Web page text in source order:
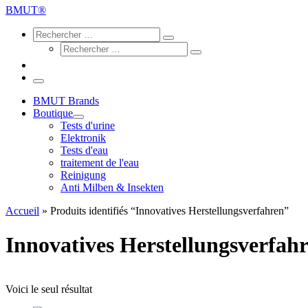
BMUT®
Search
Rechercher
Rechercher
Rechercher
Rechercher
Menu
BMUT Brands
Boutique
Tests d'urine
Elektronik
Tests d'eau
traitement de l'eau
Reinigung
Anti Milben & Insekten
Accueil » Produits identifiés “Innovatives Herstellungsverfahren”
Innovatives
Voici le seul résultat